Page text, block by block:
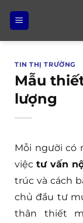
qua
nội
TIN THỊ TRƯỜNG
Mẫu
lượng
Mỗi người có
việc tư vấn
trúc và cách
chủ đầu tư
thân thiết